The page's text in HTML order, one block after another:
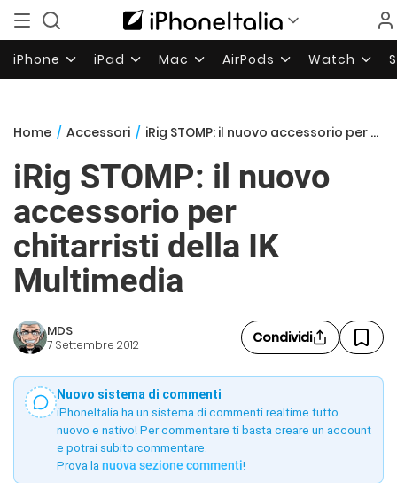
iPhone iPad Mac AirPods Watch
Home / Accessori / iRig STOMP: il nuovo accessorio per chitarristi della IK Multimedia
iRig STOMP: il nuovo
accessorio per
chitarristi della IK
Multimedia
MDS
7 Settembre 2012 Condividi
Nuovo sistema di commenti
iPhoneItalia ha un sistema di commenti realtime tutto
nuovo e nativo! Per commentare ti basta creare un account
e potrai subito commentare.
Prova la nuova sezione commenti!